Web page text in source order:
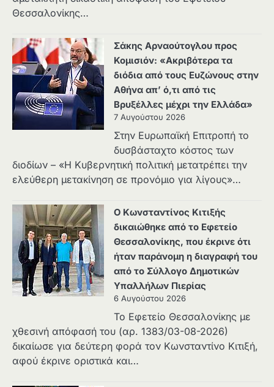
Θεσσαλονίκης…
Σάκης Αρναούτογλου προς
Κομισιόν: «Ακριβότερα τα
διόδια από τους Ευζώνους στην
Αθήνα απ’ ό,τι από τις
Βρυξέλλες μέχρι την Ελλάδα»
7 Αυγούστου 2026
Στην Ευρωπαϊκή Επιτροπή το
δυσβάσταχτο κόστος των
διοδίων – «Η Κυβερνητική πολιτική μετατρέπει την
ελεύθερη μετακίνηση σε προνόμιο για λίγους»…
Ο Κωνσταντίνος Κιτιξής
δικαιώθηκε από το Εφετείο
Θεσσαλονίκης, που έκρινε ότι
ήταν παράνομη η διαγραφή του
από το Σύλλογο Δημοτικών
Υπαλλήλων Πιερίας
6 Αυγούστου 2026
Το Εφετείο Θεσσαλονίκης με
χθεσινή απόφασή του (αρ. 1383/03-08-2026)
δικαίωσε για δεύτερη φορά τον Κωνσταντίνο Κιτιξή,
αφού έκρινε οριστικά και…